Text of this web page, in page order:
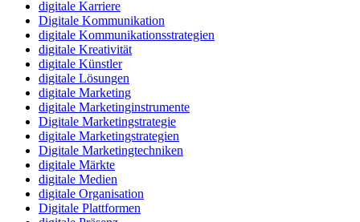
digitale Karriere
Digitale Kommunikation
digitale Kommunikationsstrategien
digitale Kreativität
digitale Künstler
digitale Lösungen
digitale Marketing
digitale Marketinginstrumente
Digitale Marketingstrategie
digitale Marketingstrategien
Digitale Marketingtechniken
digitale Märkte
digitale Medien
digitale Organisation
Digitale Plattformen